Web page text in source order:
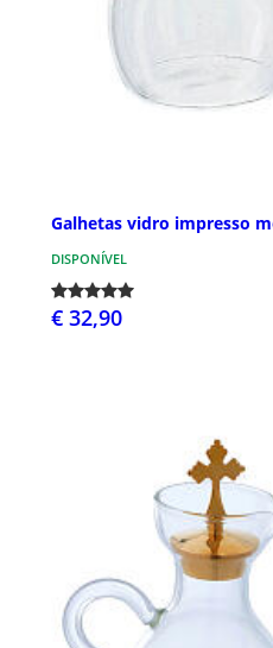
Galhetas vidro impresso
DISPONÍVEL
€ 32,90